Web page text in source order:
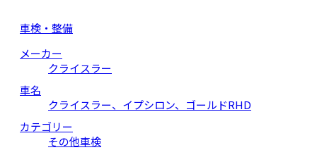
車検・整備
メーカー
クライスラー
車名
クライスラー、イプシロン、ゴールドRHD
カテゴリー
その他車検